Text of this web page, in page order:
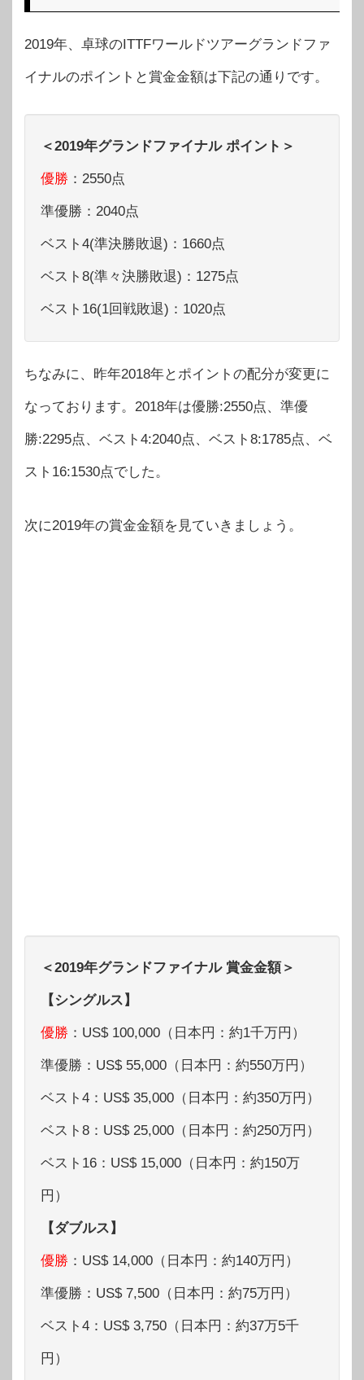
2019年、卓球のITTFワールドツアーグランドファ
イナルのポイントと賞金金額は下記の通りです。
＜2019年グランドファイナル ポイント＞
優勝 ：2550点
準優勝：2040点
ベスト4(準決勝敗退)：1660点
ベスト8(準々決勝敗退)：1275点
ベスト16(1回戦敗退)：1020点
ちなみに、昨年2018年とポイントの配分が変更に
なっております。2018年は優勝:2550点、準優
勝:2295点、ベスト4:2040点、ベスト8:1785点、ベ
スト16:1530点でした。
次に2019年の賞金金額を見ていきましょう。
＜2019年グランドファイナル 賞金金額＞
【シングルス】
優勝 ：US$ 100,000（日本円：約1千万円）
準優勝：US$ 55,000（日本円：約550万円）
ベスト4：US$ 35,000（日本円：約350万円）
ベスト8：US$ 25,000（日本円：約250万円）
ベスト16：US$ 15,000（日本円：約150万
円）
【ダブルス】
優勝 ：US$ 14,000（日本円：約140万円）
準優勝：US$ 7,500（日本円：約75万円）
ベスト4：US$ 3,750（日本円：約37万5千
円）